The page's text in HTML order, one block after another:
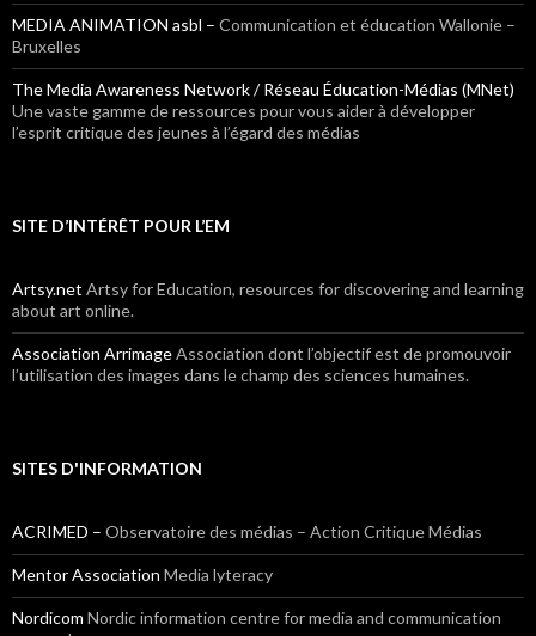
MEDIA ANIMATION asbl – Communication et éducation Wallonie –
Bruxelles
The Media Awareness Network / Réseau Éducation-Médias (MNet)
Une vaste gamme de ressources pour vous aider à développer
l’esprit critique des jeunes à l’égard des médias
SITE D’INTÉRÊT POUR L’EM
Artsy.net Artsy for Education, resources for discovering and learning
about art online.
Association ArrimageAssociation dont l’objectif est de promouvoir
l’utilisation des images dans le champ des sciences humaines.
SITES D'INFORMATION
ACRIMED – Observatoire des médias – Action Critique Médias
Mentor Association Media lyteracy
Nordicom Nordic information centre for media and communication